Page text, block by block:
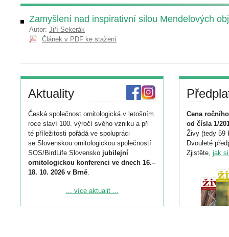
Zamyšlení nad inspirativní silou Mendelových
Autor: Jiří Sekerák
Článek v PDF ke stažení
Aktuality
Česká společnost ornitologická v letošním
roce slaví 100. výročí svého vzniku a při
té příležitosti pořádá ve spolupráci
se Slovenskou ornitologickou společností
SOS/BirdLife Slovensko jubilejní
ornitologickou konferenci ve dnech 16.–
18. 10. 2026 v Brně.
Podrobnější informace ke konferenci
Registrovat se můžete do 6. září.
... více aktualit ...
Cena
od čísla 1/
Živy (tedy 59
Dvouleté
Zjistěte, jak